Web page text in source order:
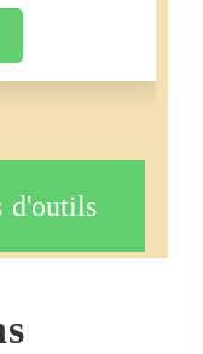
d'outils